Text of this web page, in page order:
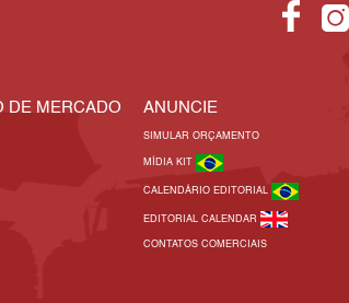
DE MERCADO ANUNCIE
SIMULAR ORÇAMENTO
MÍDIA KIT
CALENDÁRIO EDITORIAL
EDITORIAL CALENDAR
CONTATOS COMERCIAIS